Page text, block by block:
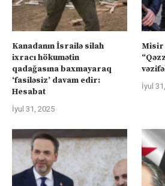
Kanadanın İsrailə silah
ixracı hökumətin
qadağasına baxmayaraq
‘fasiləsiz’ davam edir:
Hesabat
İyul 31, 2025
Misir
İyul